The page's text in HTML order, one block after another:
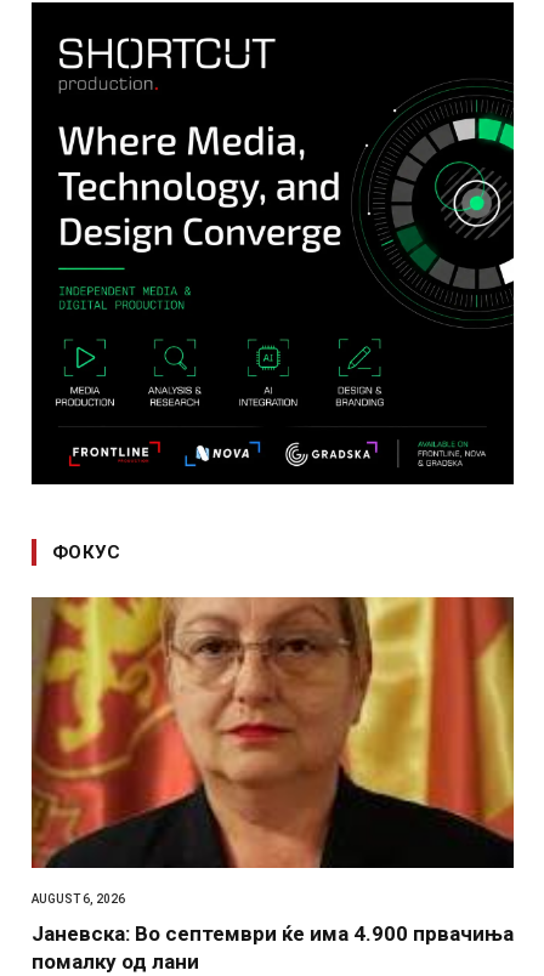
ФОКУС
AUGUST 6, 2026
Јаневска: Во септември ќе има 4.900 првачиња
помалку од лани